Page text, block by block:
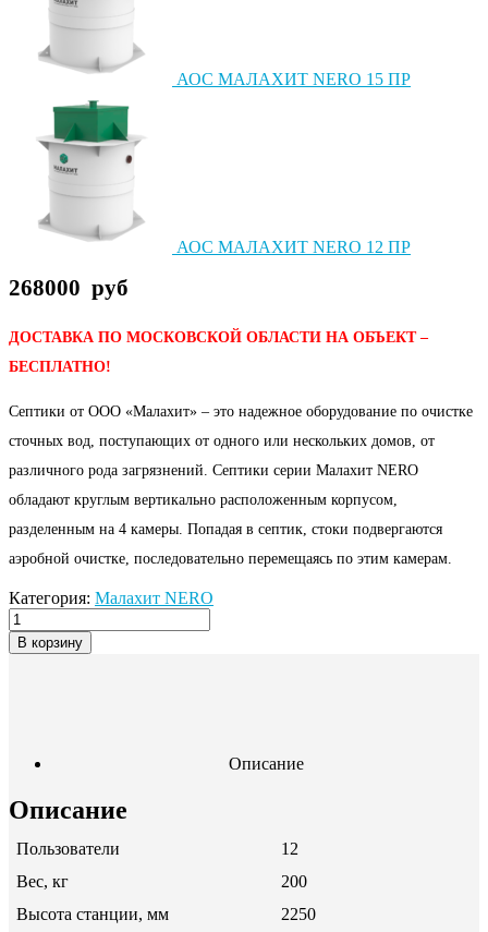
АОС МАЛАХИТ NERO 15 ПР
АОС МАЛАХИТ NERO 12 ПР
268000 руб
ДОСТАВКА ПО МОСКОВСКОЙ ОБЛАСТИ НА ОБЪЕКТ –
БЕСПЛАТНО!
Септики от ООО «Малахит» – это надежное оборудование по очистке
сточных вод, поступающих от одного или нескольких домов, от
различного рода загрязнений. Септики серии Малахит NERO
обладают круглым вертикально расположенным корпусом,
разделенным на 4 камеры. Попадая в септик, стоки подвергаются
аэробной очистке, последовательно перемещаясь по этим камерам.
Категория: Малахит NERO
В корзину
Описание
Описание
Пользователи
12
Вес, кг
200
Высота станции, мм
2250